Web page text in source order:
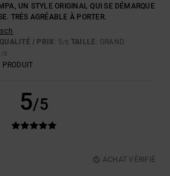
UN STYLE ORIGINAL QUI SE DÉMARQUE
TRÈS AGRÉABLE À PORTER.
/ PRIX: 5/5 TAILLE: GRAND
/5
5/5
ACHAT VÉRIFIÉ